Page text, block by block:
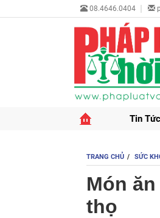
08.4646.0404
Tin Tức
TRANG CHỦ SỨC
Món
thọ